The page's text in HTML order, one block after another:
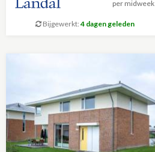
per midweek
Bijgewerkt: 4 dagen geleden